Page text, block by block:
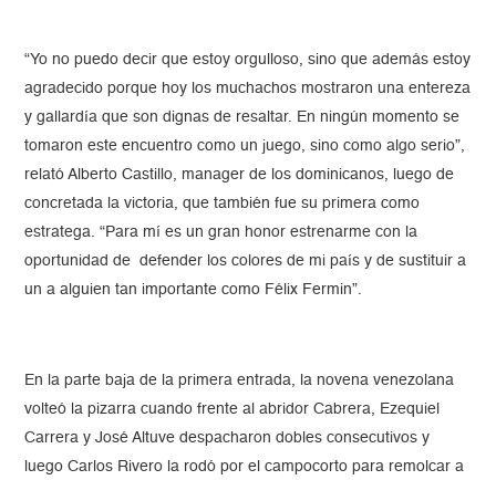
“Yo no puedo decir que estoy orgulloso, sino que además estoy
agradecido porque hoy los muchachos mostraron una entereza
y gallardía que son dignas de resaltar. En ningún momento se
tomaron este encuentro como un juego, sino como algo serio”,
relató Alberto Castillo, manager de los dominicanos, luego de
concretada la victoria, que también fue su primera como
estratega. “Para mí es un gran honor estrenarme con la
oportunidad de defender los colores de mi país y de sustituir a
un a alguien tan importante como Félix Fermin”.
En la parte baja de la primera entrada, la novena venezolana
volteó la pizarra cuando frente al abridor Cabrera, Ezequiel
Carrera y José Altuve despacharon dobles consecutivos y
luego Carlos Rivero la rodó por el campocorto para remolcar a